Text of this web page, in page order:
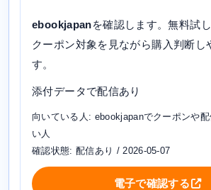
ebookjapanを確認します。無料試
クーポン対象を見ながら購入判断し
す。
添付データで配信あり
向いている人: ebookjapanでクーポンや
い人
確認状態: 配信あり / 2026-05-07
電子で確認する